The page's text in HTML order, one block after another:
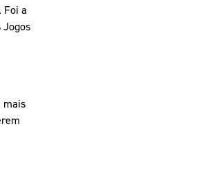
Foi a
Jogos
mais